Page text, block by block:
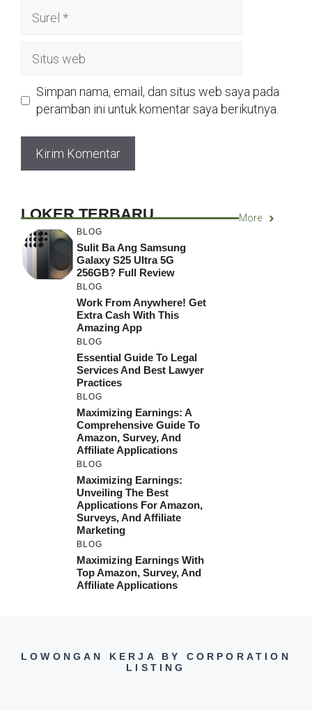
web
Simpan nama, email, dan situs web saya pada
peramban ini untuk komentar saya berikutnya.
LOKER TERBARU More
BLOG
Sulit Ba Ang Samsung
Galaxy S25 Ultra 5G
256GB? Full Review
BLOG
Work From Anywhere! Get
Extra Cash With This
Amazing App
BLOG
Essential Guide To Legal
Services And Best Lawyer
Practices
BLOG
Maximizing Earnings: A
Comprehensive Guide To
Amazon, Survey, And
Affiliate Applications
BLOG
Maximizing Earnings:
Unveiling The Best
Applications For Amazon,
Surveys, And Affiliate
Marketing
BLOG
Maximizing Earnings With
Top Amazon, Survey, And
Affiliate Applications
LOWONGAN KERJA BY CORPORATION
LISTING